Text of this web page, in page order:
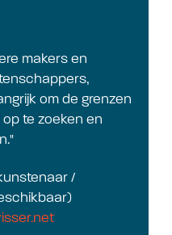
makers en
om de grenzen
te zoeken en
/